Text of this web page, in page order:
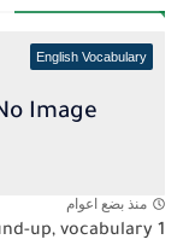
English Vocabulary
منذ بضع اعوام
1 round-up, vocabulary